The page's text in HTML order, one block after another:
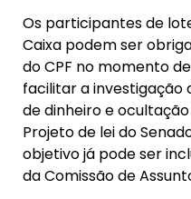
Os participantes de
Caixa podem ser
do CPF no momento
facilitar a investigação
de dinheiro e
Projeto de lei do
objetivo já pode ser
da Comissão de